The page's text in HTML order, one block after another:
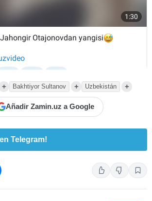
+ Bakhtiyor Sultanov + Uzbekistán +
Añadir Zamin.uz a Google
Telegram!